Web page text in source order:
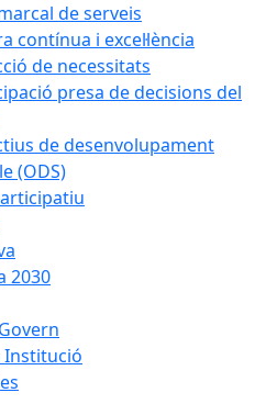
de serveis
contínua i excel·lència
de necessitats
presa de decisions del
de desenvolupament
(ODS)
2030
Institució